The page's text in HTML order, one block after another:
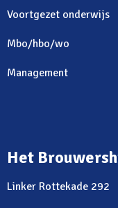
Voortgezet onderwijs
Mbo/hbo/wo
Management
Het
Linker Rottekade 292